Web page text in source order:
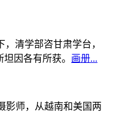
清学部咨甘肃学台，
因各有所获。 画册...
影师，从越南和美国两